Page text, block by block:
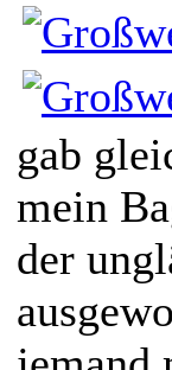
gab
mein
der